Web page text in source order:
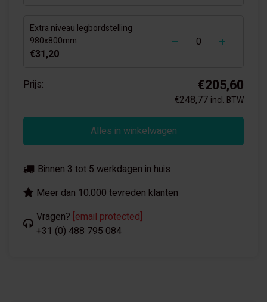
Extra niveau legbordstelling
980x800mm
€31,20
-
Prijs: €205,60
€248,77 incl. BTW
Alles in winkelwagen
Binnen 3 tot 5 werkdagen in huis
Meer dan 10.000 tevreden klanten
Vragen? [email protected]
+31 (0) 488 795 084